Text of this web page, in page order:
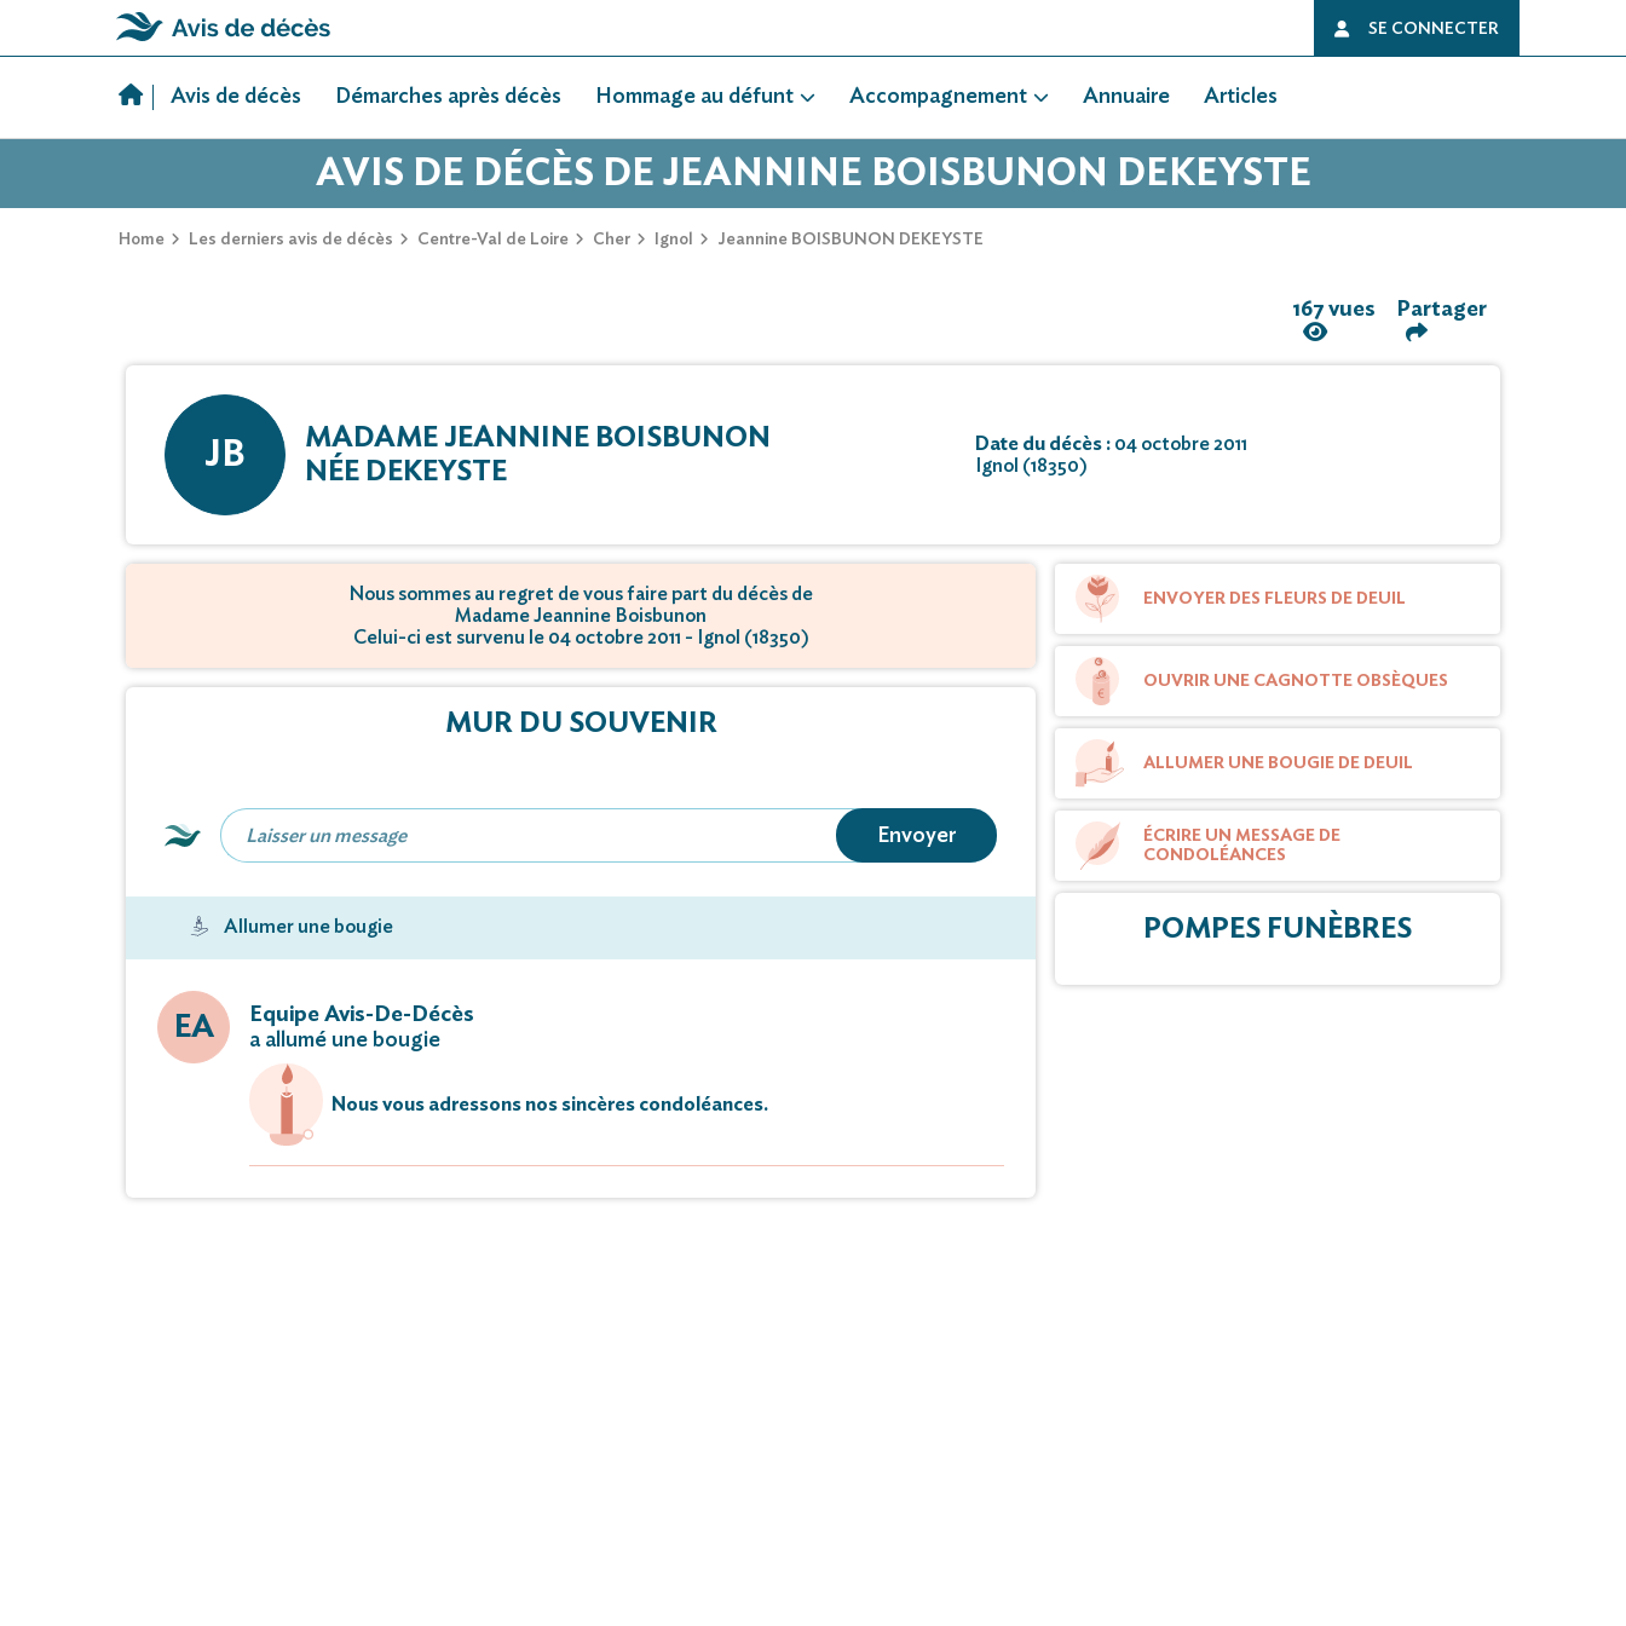
SE CONNECTER
Avis de décès Démarches après décès Hommage au défunt Accompagnement Annuaire Articles
AVIS DE DÉCÈS DE JEANNINE BOISBUNON DEKEYSTE
Home Les derniers avis de décès Centre-Val de Loire Cher Ignol Jeannine BOISBUNON DEKEYSTE
167 vues Partager
JB
MADAME JEANNINE BOISBUNON
NÉE DEKEYSTE
Date du décès : 04 octobre 2011
Ignol (18350)
Nous sommes au regret de vous faire part du décès de
Madame Jeannine Boisbunon
Celui-ci est survenu le 04 octobre 2011 - Ignol (18350)
MUR DU SOUVENIR
Envoyer
Allumer une bougie
EA
Equipe Avis-De-Décès
a allumé une bougie
Nous vous adressons nos sincères condoléances.
ENVOYER DES FLEURS DE DEUIL
OUVRIR UNE CAGNOTTE OBSÈQUES
ALLUMER UNE BOUGIE DE DEUIL
ÉCRIRE UN MESSAGE DE
CONDOLÉANCES
POMPES FUNÈBRES